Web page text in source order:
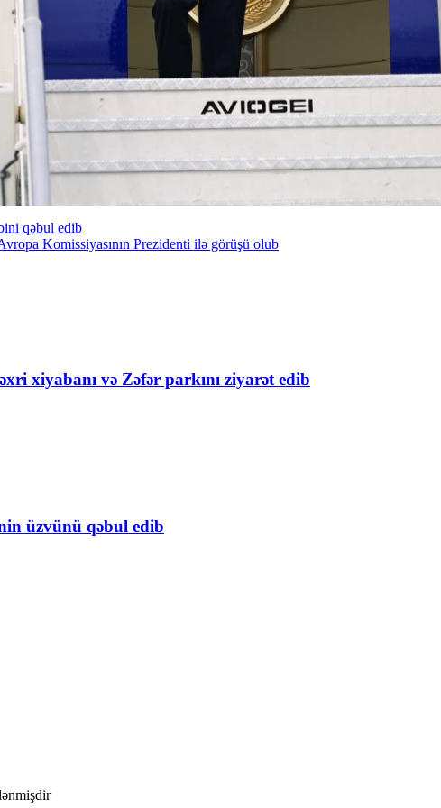
qəbul edib
Komissiyasının Prezidenti ilə görüşü olub
xiyabanı və Zəfər parkını ziyarət edib
üzvünü qəbul edib